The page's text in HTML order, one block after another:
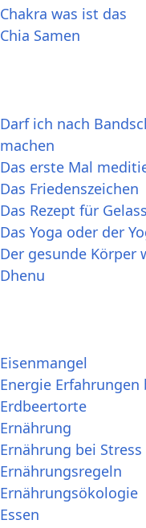
Chakra was ist das
Chia Samen
Darf ich nach
machen
Das erste Mal
Das Friedenszeichen
Das Rezept für
Das Yoga oder der
Der gesunde Körper
Dhenu
Eisenmangel
Energie
Erdbeertorte
Ernährung
Ernährung bei Stress
Ernährungsregeln
Ernährungsökologie
Essen